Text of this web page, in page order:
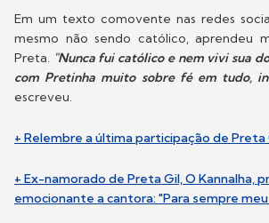
Em um texto comovente nas redes
mesmo não sendo católico, aprendeu
Preta. "Nunca fui católico e nem vivi sua
com Pretinha muito sobre fé em tudo,
escreveu.
+ Relembre a última participação de Preta
+ Ex-namorado de Preta Gil, O Kannalha,
emocionante a cantora: "Para sempre